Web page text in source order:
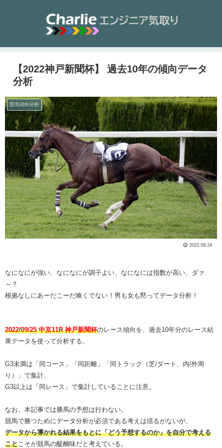
【2022神戸新聞杯】 過去10年の傾向データ
分析
競馬傾向分析
2022.09.24
なになにが強い、なになにが調子よい、なになには指数が高い、ダァ
～？
根拠なしにあーだこーだ喚くでない！男も女も黙ってデータ分析！
2022/09/25 中京11R 神戸新聞杯のレース傾向を、過去10年分のレース結
果データを使って分析する。
G3未満は「同コース」「同距離」「同トラック（芝/ダート、内/外周
り）」で集計、
G3以上は「同レース」で集計していることに注意。
なお、本記事では勝馬の予想は行わない。
競馬で勝つためにデータ分析が必須である考えは揺るがないが、
データから導かれる結果をもとに「どう予想するのか」を自分で考える
こと こそが競馬の醍醐味だと考えている。